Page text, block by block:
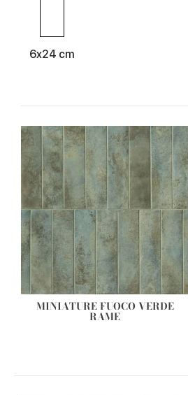
6x24 cm
MINIATURE FUOCO VERDE
RAME